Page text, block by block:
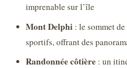
imprenable sur l’île
Mont Delphi : le sommet
sportifs, offrant des
Randonnée côtière : un